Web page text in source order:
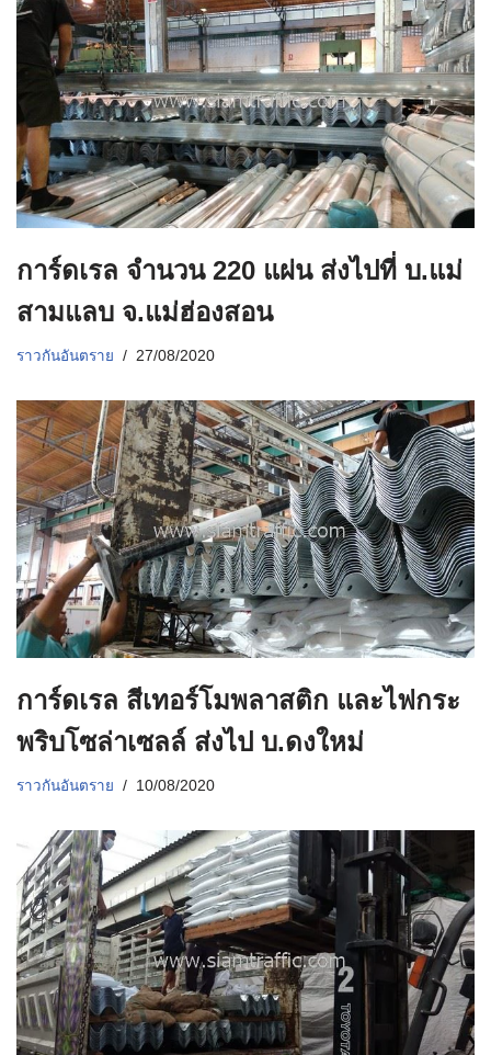
การ์ดเรล จำนวน 220 แผ่น ส่งไปที่ บ.แม่
สามแลบ จ.แม่ฮ่องสอน
ราวกันอันตราย 27/08/2020
การ์ดเรล สีเทอร์โมพลาสติก และไฟกระ
พริบโซล่าเซลล์ ส่งไป บ.ดงใหม่
ราวกันอันตราย 10/08/2020